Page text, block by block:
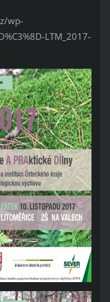
wp-
LTM_2017-